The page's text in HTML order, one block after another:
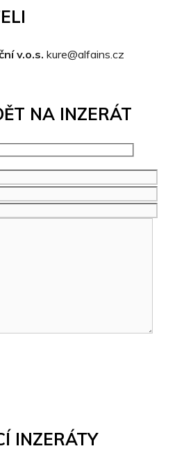
v.o.s. kure@alfains.cz
NA INZERÁT
INZERÁTY